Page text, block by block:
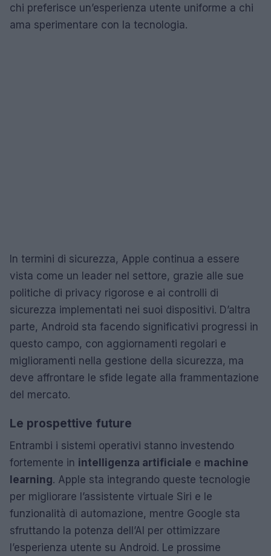
chi preferisce un’esperienza utente uniforme a chi
ama sperimentare con la tecnologia.
In termini di sicurezza, Apple continua a essere
vista come un leader nel settore, grazie alle sue
politiche di privacy rigorose e ai controlli di
sicurezza implementati nei suoi dispositivi. D’altra
parte, Android sta facendo significativi progressi in
questo campo, con aggiornamenti regolari e
miglioramenti nella gestione della sicurezza, ma
deve affrontare le sfide legate alla frammentazione
del mercato.
Le prospettive future
Entrambi i sistemi operativi stanno investendo
fortemente in intelligenza artificiale e machine
learning. Apple sta integrando queste tecnologie
per migliorare l’assistente virtuale Siri e le
funzionalità di automazione, mentre Google sta
sfruttando la potenza dell’AI per ottimizzare
l’esperienza utente su Android. Le prossime